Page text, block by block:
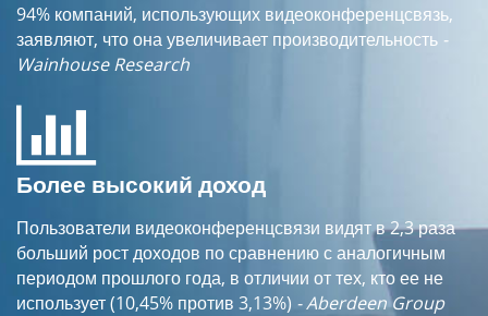
94% компаний, использующих видеоконференцсвязь,
заявляют, что она увеличивает производительность -
Wainhouse Research
Более высокий доход
Пользователи видеоконференцсвязи видят в 2,3 раза
больший рост доходов по сравнению с аналогичным
периодом прошлого года, в отличии от тех, кто ее не
использует (10,45% против 3,13%) - Aberdeen Group